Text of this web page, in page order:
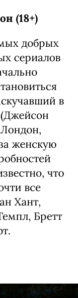
(18+)
добрых
сериалов
в
женскую
что
все
Хант,
Бретт